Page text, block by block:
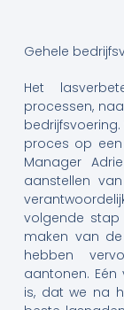
Gehele
Het
processen,
proces op
Manager
aanstellen
volgende stap
maken van
hebben
aantonen.
is, dat we na